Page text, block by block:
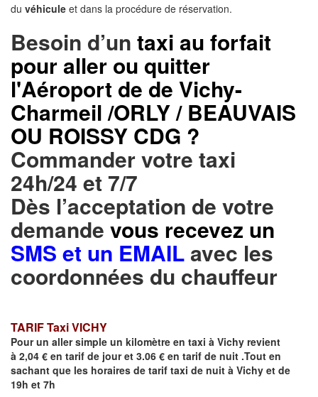
du véhicule et dans la procédure de réservation.
Besoin d’un taxi au forfait
pour aller ou quitter
l'Aéroport de de Vichy-
Charmeil /ORLY / BEAUVAIS
OU ROISSY CDG ?
Commander votre taxi
24h/24 et 7/7
Dès l’acceptation de votre
demande vous recevez un
SMS et un EMAILavec les
coordonnées du chauffeur
TARIF Taxi VICHY
Pour un aller simple un kilomètre en taxi à Vichy revient
à 2,04 € en tarif de jour et 3.06 € en tarif de nuit .Tout en
sachant que les horaires de tarif taxi de nuit à Vichy et de
19h et 7h